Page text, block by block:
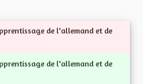
de l'allemand et de
de l'allemand et de